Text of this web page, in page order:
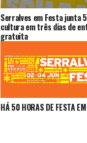
Serralves em Festa junta
cultura em três dias de
gratuita
HÁ 50 HORAS DE FESTA